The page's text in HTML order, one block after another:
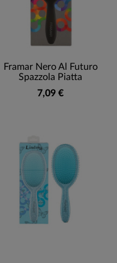
Framar Nero Al Futuro
Spazzola Piatta
7,09 €